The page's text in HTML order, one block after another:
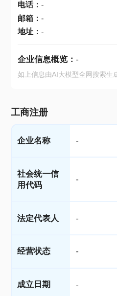
电话： -
邮箱： -
地址： -
企业信息概览： -
如上信息由AI大模型全网搜索生
工商注册
企业名称 -
社会统一信
用代码
-
法定代表人 -
经营状态 -
成立日期 -